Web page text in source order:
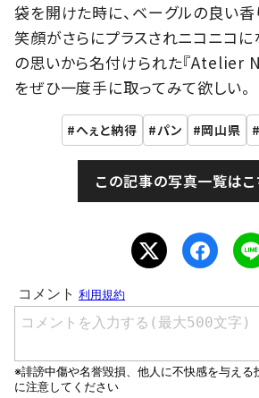
袋を開けた時に、ベーグルの良い香
笑顔がさらにプラスされニコニコに
の思いから名付けられた『Atelier
をぜひ一度手に取ってみて欲しい。
へぇと納得 パン 岡山県
この記事の写真一覧はこ